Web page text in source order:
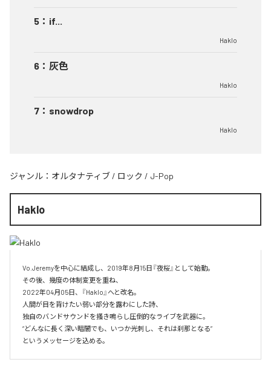
5 ： if...
Haklo
6 ： 灰色
Haklo
7 ： snowdrop
Haklo
ジャンル： オルタナティブ / ロック / J-Pop
Haklo
Vo.Jeremyを中心に結成し、2019年8月15日『夜桜』として始動。
その後、幾度の体制変更を重ね、
2022年04月05日、『Haklo』へと改名。
人間が目を背けたい弱い部分を露わにした詩、
独自のバンドサウンドを搔き鳴らし圧倒的なライブを武器に。
“どんなに長く深い暗闇でも、いつか光刺し、それは刹那となる”
というメッセージを込める。